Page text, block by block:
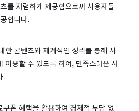
를 저렴하게 제공함으로써 사용자들
합니다.
한 콘텐츠와 체계적인 정리를 통해 사
이용할 수 있도록 하여, 만족스러운 서
.
쿠폰 혜택을 활용하여 경제적 부담 없